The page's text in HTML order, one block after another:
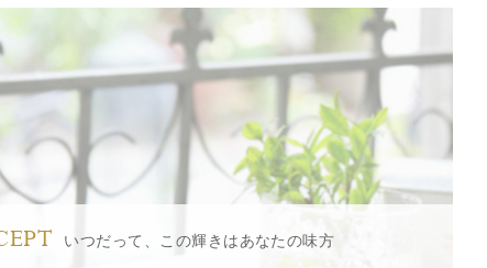
いつだって、この輝きはあなたの味方